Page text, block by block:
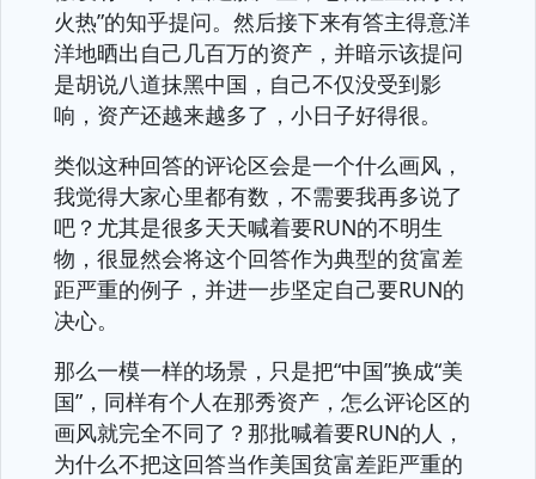
火热”的知乎提问。然后接下来有答主得意洋
洋地晒出自己几百万的资产，并暗示该提问
是胡说八道抹黑中国，自己不仅没受到影
响，资产还越来越多了，小日子好得很。
类似这种回答的评论区会是一个什么画风，
我觉得大家心里都有数，不需要我再多说了
吧？尤其是很多天天喊着要RUN的不明生
物，很显然会将这个回答作为典型的贫富差
距严重的例子，并进一步坚定自己要RUN的
决心。
那么一模一样的场景，只是把“中国”换成“美
国”，同样有个人在那秀资产，怎么评论区的
画风就完全不同了？那批喊着要RUN的人，
为什么不把这回答当作美国贫富差距严重的